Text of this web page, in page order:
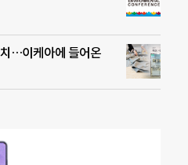
…이케아에 들어온